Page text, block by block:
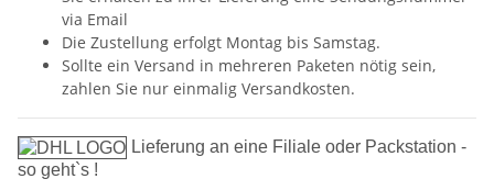
via Email
Die Zustellung erfolgt Montag bis Samstag.
Sollte ein Versand in mehreren Paketen nötig sein,
zahlen Sie nur einmalig Versandkosten.
Lieferung an eine Filiale oder Packstation -
so geht`s !